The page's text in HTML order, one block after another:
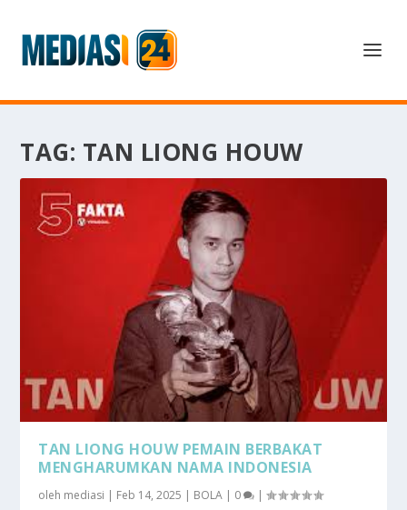
TAG: TAN LIONG HOUW
TAN LIONG HOUW PEMAIN BERBAKAT
MENGHARUMKAN NAMA INDONESIA
oleh mediasi | Feb 14, 2025 | BOLA | 0 |